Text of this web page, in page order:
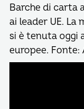
Barche di carta
ai leader UE. La
si è tenuta oggi
europee. Fonte: